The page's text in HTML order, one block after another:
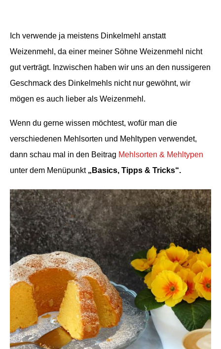
Ich verwende ja meistens Dinkelmehl anstatt
Weizenmehl, da einer meiner Söhne Weizenmehl nicht
gut verträgt. Inzwischen haben wir uns an den nussigeren
Geschmack des Dinkelmehls nicht nur gewöhnt, wir
mögen es auch lieber als Weizenmehl.
Wenn du gerne wissen möchtest, wofür man die
verschiedenen Mehlsorten und Mehltypen verwendet,
dann schau mal in den Beitrag Mehlsorten & Mehltypen
unter dem Menüpunkt „Basics, Tipps & Tricks“.